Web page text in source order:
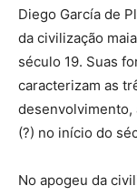
Diego García de
da civilização
século 19. Suas
caracterizam as
desenvolvimento,
(?) no início do
No apogeu da